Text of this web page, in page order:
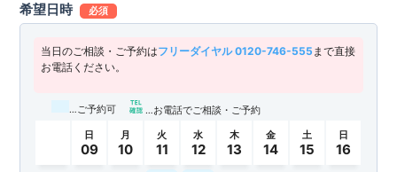
希望日時 必須
当日のご相談・ご予約はフリーダイヤル 0120-746-555 まで直接
お電話ください。
…ご予約可 …お電話でご相談・ご予約
日
09
月
10
火
11
水
12
木
13
金
14
土
15
日
16